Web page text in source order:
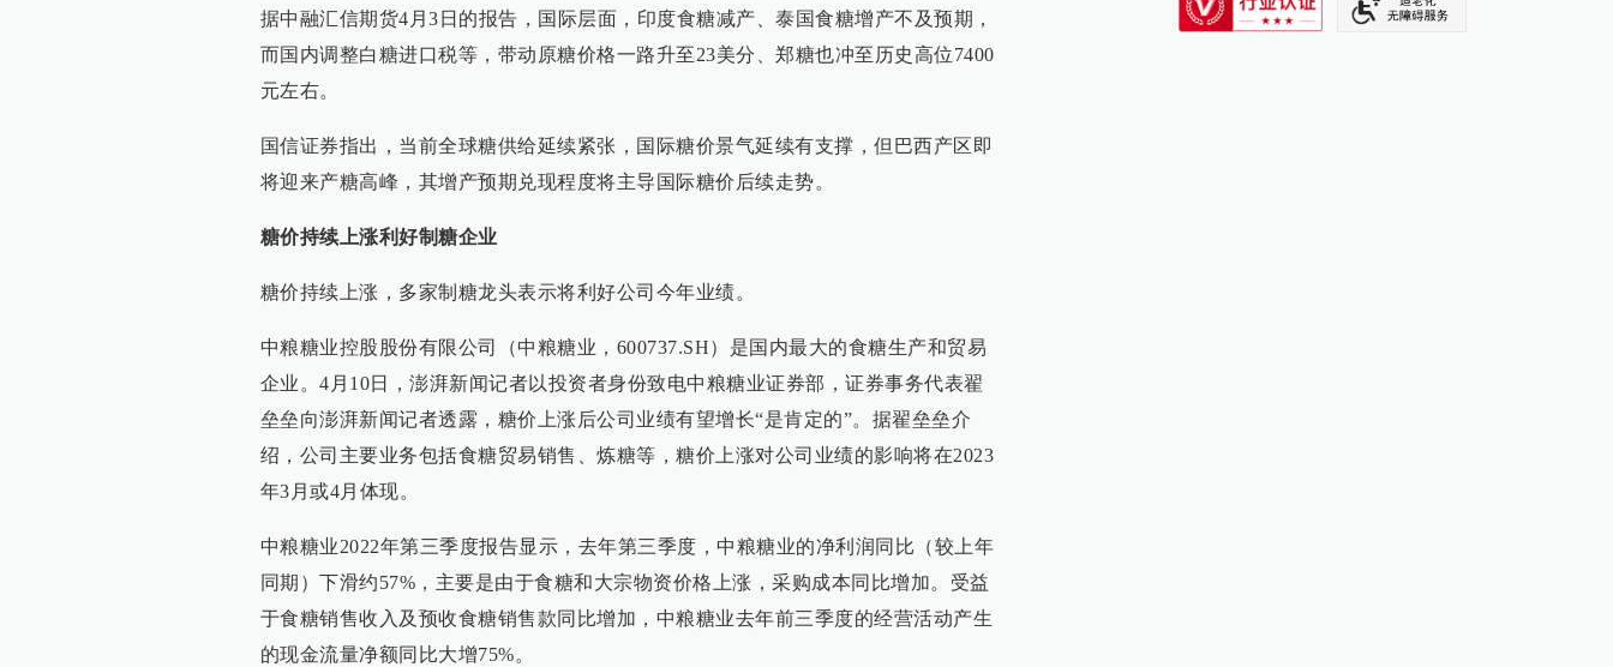
据中融汇信期货4月3日的报告，国际层面，印度食糖减产、泰国食糖增产不及预期，
而国内调整白糖进口税等，带动原糖价格一路升至23美分、郑糖也冲至历史高位7400
元左右。
国信证券指出，当前全球糖供给延续紧张，国际糖价景气延续有支撑，但巴西产区即
将迎来产糖高峰，其增产预期兑现程度将主导国际糖价后续走势。
糖价持续上涨利好制糖企业
糖价持续上涨，多家制糖龙头表示将利好公司今年业绩。
中粮糖业控股股份有限公司（中粮糖业，600737.SH）是国内最大的食糖生产和贸易
企业。4月10日，澎湃新闻记者以投资者身份致电中粮糖业证券部，证券事务代表翟
垒垒向澎湃新闻记者透露，糖价上涨后公司业绩有望增长“是肯定的”。据翟垒垒介
绍，公司主要业务包括食糖贸易销售、炼糖等，糖价上涨对公司业绩的影响将在2023
年3月或4月体现。
中粮糖业2022年第三季度报告显示，去年第三季度，中粮糖业的净利润同比（较上年
同期）下滑约57%，主要是由于食糖和大宗物资价格上涨，采购成本同比增加。受益
于食糖销售收入及预收食糖销售款同比增加，中粮糖业去年前三季度的经营活动产生
的现金流量净额同比大增75%。